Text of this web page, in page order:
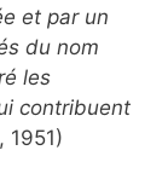
et par un
du nom
les
contribuent
1951)